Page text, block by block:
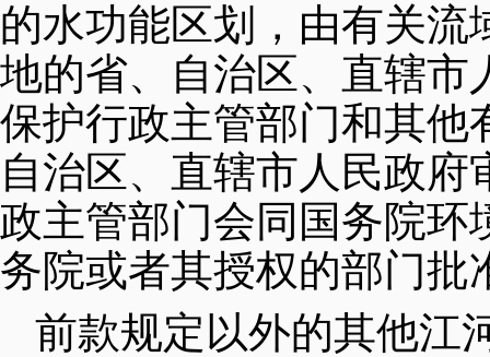
的水功能区划，由有关
地的省、自治区、直辖市
保护行政主管部门和其他
自治区、直辖市人民政
政主管部门会同国务院环
务院或者其授权的部门批
前款规定以外的其他江